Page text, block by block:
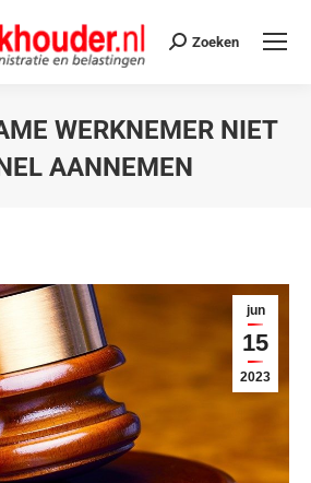
Zoeken
WERKNEMER NIET
AANNEMEN
jun
15
2023